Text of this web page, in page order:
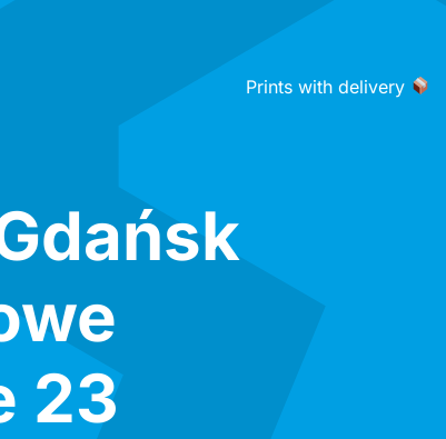
Prints with delivery
23